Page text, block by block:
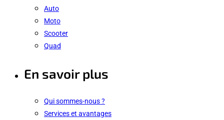
Auto
Moto
Scooter
Quad
En savoir plus
Qui sommes-nous ?
Services et avantages